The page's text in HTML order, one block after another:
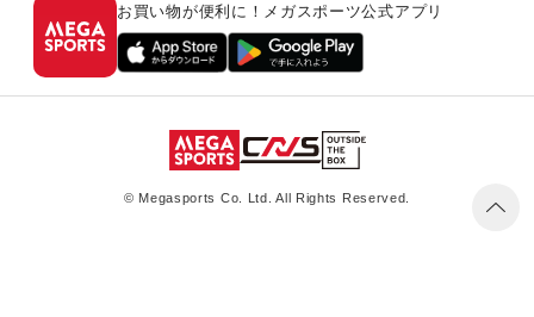
お買い物が便利に！メガスポーツ公式アプリ
© Megasports Co. Ltd. All Rights Reserved.